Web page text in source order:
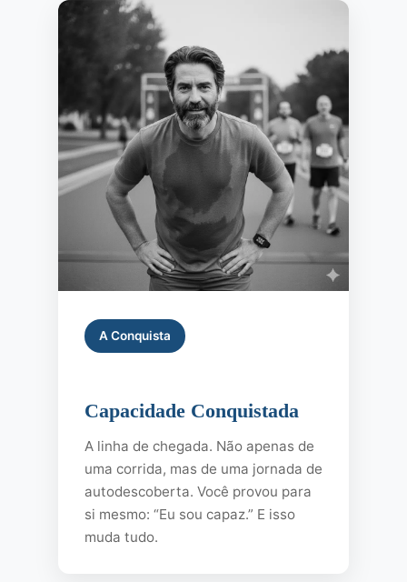
A Conquista
Capacidade Conquistada
A linha de chegada. Não apenas de
uma corrida, mas de uma jornada de
autodescoberta. Você provou para
si mesmo: “Eu sou capaz.” E isso
muda tudo.